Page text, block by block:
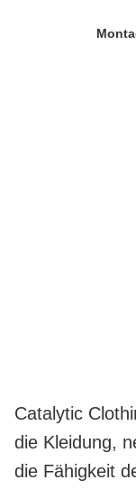
Catalytic
die Kleidung,
die Fähigkeit